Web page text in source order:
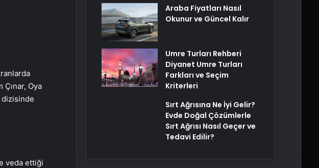
Oya
dizisinde
veda ettiği
Araba Fiyatları Nasıl
Okunur ve Güncel Kalır
Umre Turları Rehberi
Diyanet Umre Turları
Farkları ve Seçim
Kriterleri
Sırt Ağrısına Ne İyi Gelir?
Evde Doğal Çözümlerle
Sırt Ağrısı Nasıl Geçer ve
Tedavi Edilir?